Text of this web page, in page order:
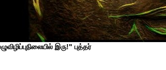
இரு!" புத்தர்